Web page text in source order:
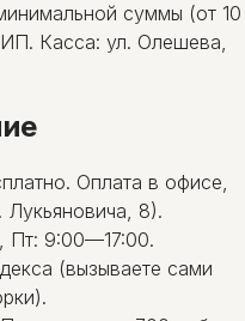
суммы (от 10
Касса: ул. Олешева,
Оплата в офисе,
8).
Пт: 9:00—17:00.
(вызываете сами